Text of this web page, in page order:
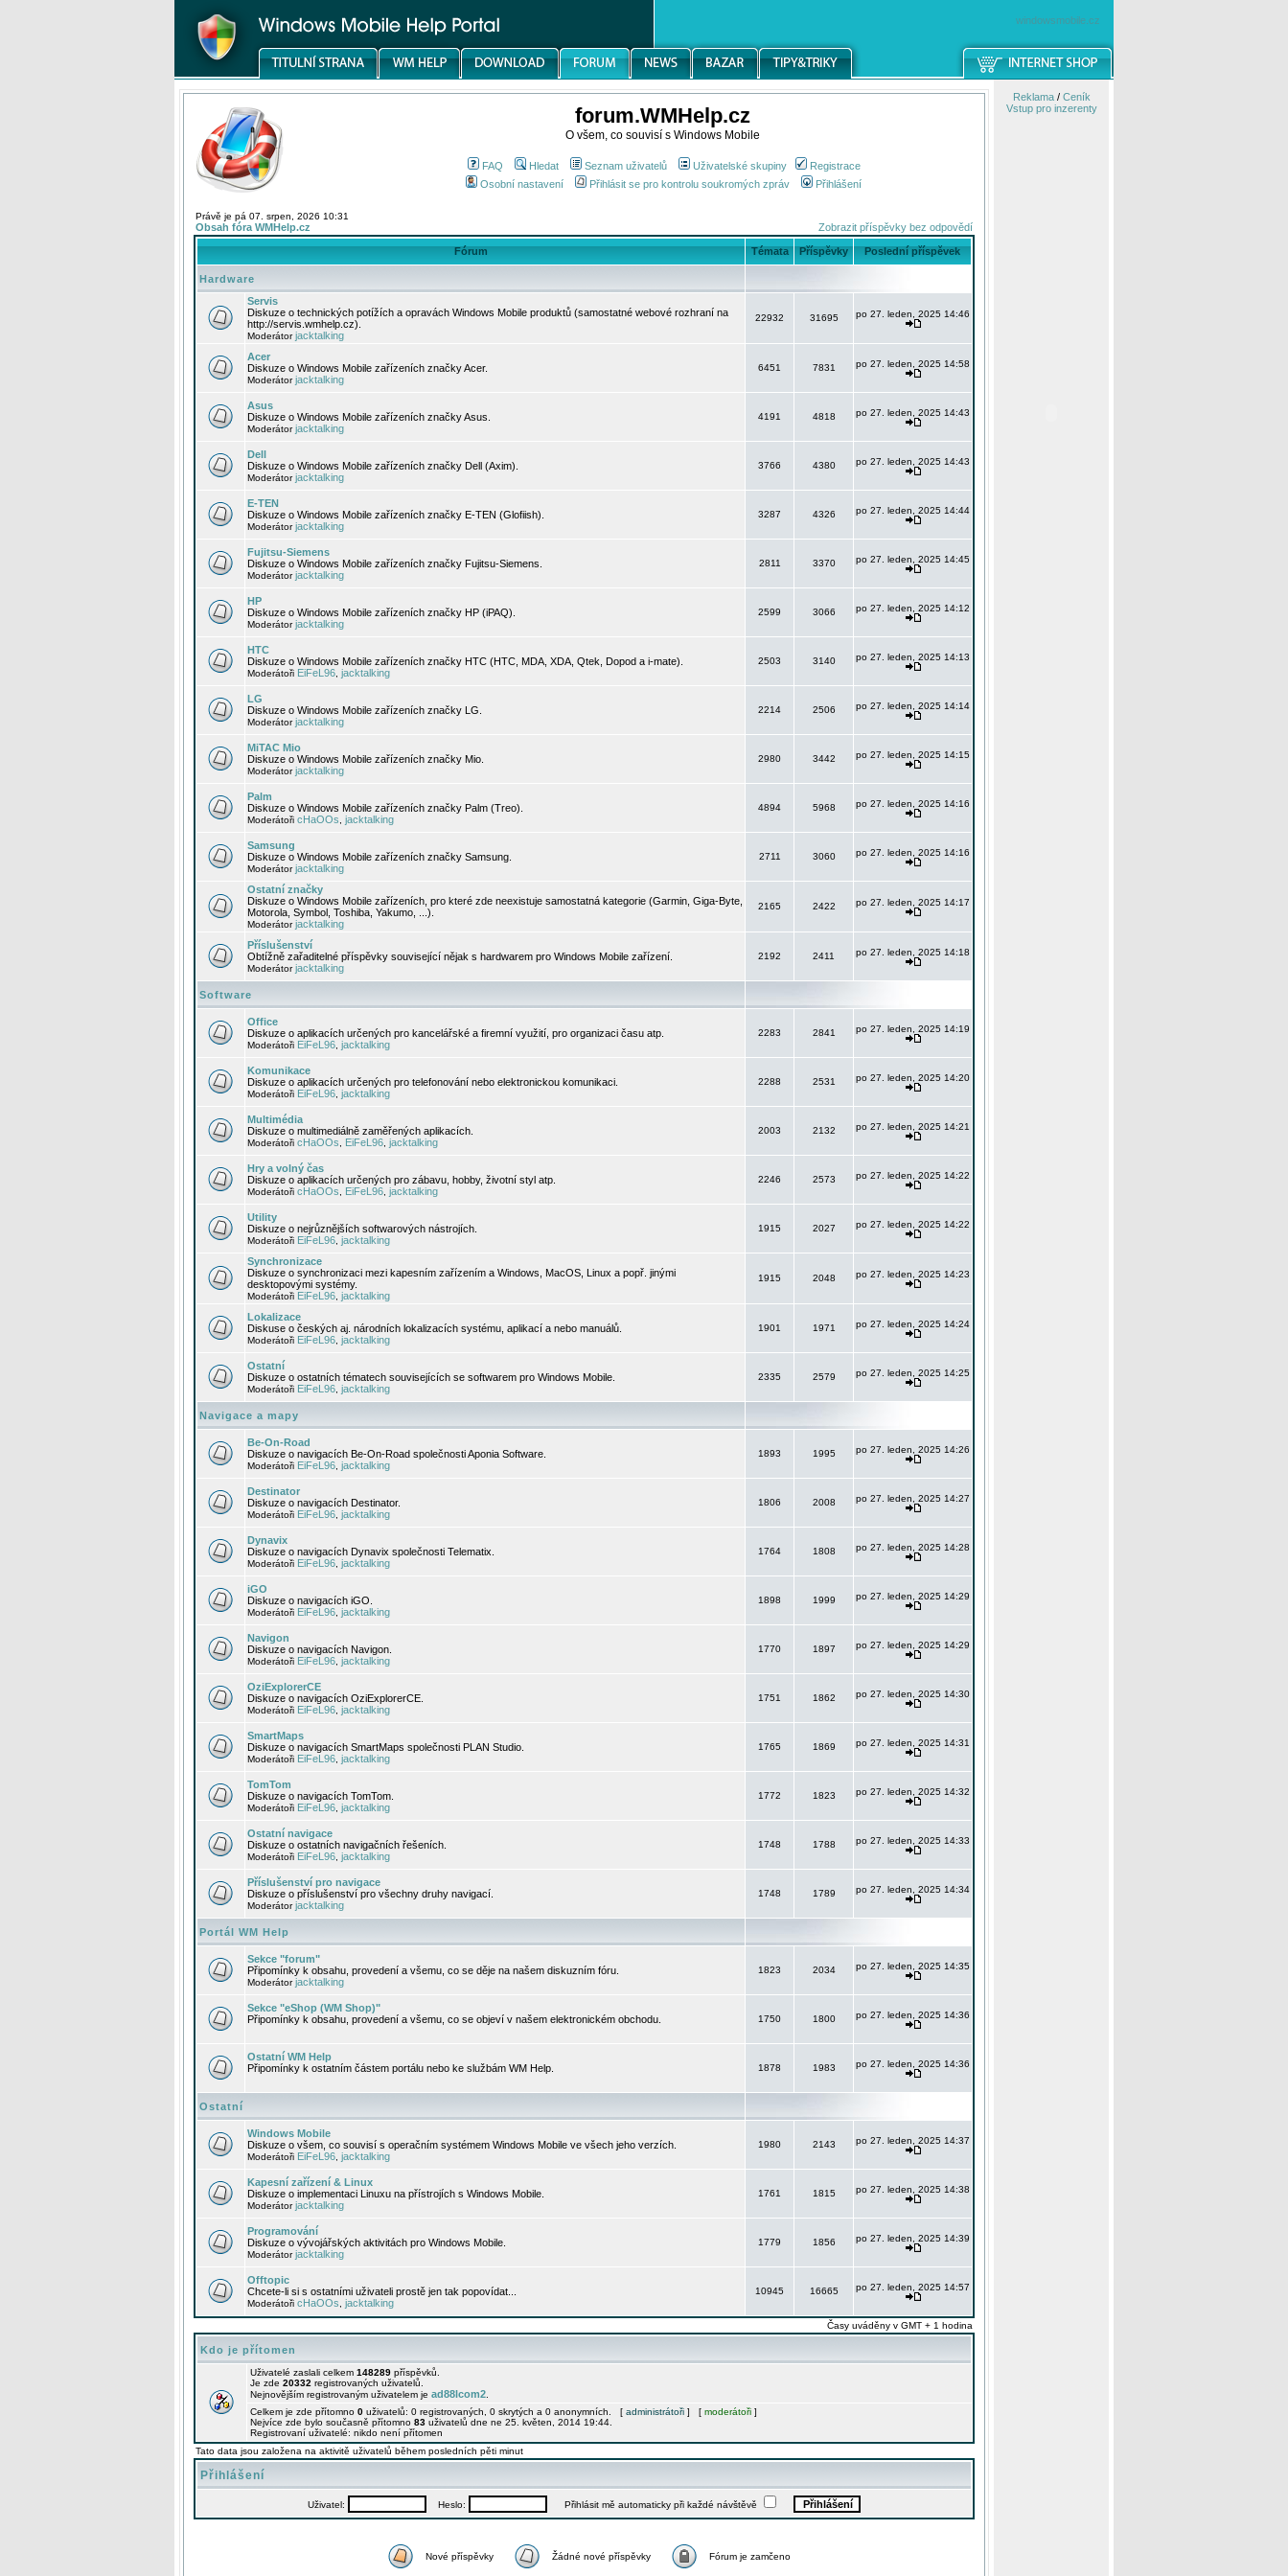
windowsmobile.cz
forum.WMHelp.cz
O všem, co souvisí s Windows Mobile
FAQ Hledat Seznam uživatelů Uživatelské skupiny
Registrace
Osobní nastavení
Přihlásit se pro kontrolu soukromých zpráv Přihlášení
Právě je pá 07. srpen, 2026 10:31
Obsah fóra WMHelp.cz Zobrazit příspěvky bez odpovědí
Fórum Témata Příspěvky Poslední příspěvek
Hardware
Servis
Diskuze o technických potížích a opravách Windows Mobile produktů (samostatné webové rozhraní na
http://servis.wmhelp.cz).
Moderátorjacktalking
22932 31695 po 27. leden, 2025 14:46
Acer
Diskuze o Windows Mobile zařízeních značky Acer.
Moderátorjacktalking
6451 7831 po 27. leden, 2025 14:58
Asus
Diskuze o Windows Mobile zařízeních značky Asus.
Moderátorjacktalking
4191 4818 po 27. leden, 2025 14:43
Dell
Diskuze o Windows Mobile zařízeních značky Dell (Axim).
Moderátorjacktalking
3766 4380 po 27. leden, 2025 14:43
E-TEN
Diskuze o Windows Mobile zařízeních značky E-TEN (Glofiish).
Moderátorjacktalking
3287 4326 po 27. leden, 2025 14:44
Fujitsu-Siemens
Diskuze o Windows Mobile zařízeních značky Fujitsu-Siemens.
Moderátorjacktalking
2811 3370 po 27. leden, 2025 14:45
HP
Diskuze o Windows Mobile zařízeních značky HP (iPAQ).
Moderátorjacktalking
2599 3066 po 27. leden, 2025 14:12
HTC
Diskuze o Windows Mobile zařízeních značky HTC (HTC, MDA, XDA, Qtek, Dopod a i-mate).
Moderátoři EiFeL96 jacktalking
2503 3140 po 27. leden, 2025 14:13
LG
Diskuze o Windows Mobile zařízeních značky LG.
Moderátorjacktalking
2214 2506 po 27. leden, 2025 14:14
MiTAC Mio
Diskuze o Windows Mobile zařízeních značky Mio.
Moderátorjacktalking
2980 3442 po 27. leden, 2025 14:15
Palm
Diskuze o Windows Mobile zařízeních značky Palm (Treo).
Moderátoři cHaOOs jacktalking
4894 5968 po 27. leden, 2025 14:16
Samsung
Diskuze o Windows Mobile zařízeních značky Samsung.
Moderátorjacktalking
2711 3060 po 27. leden, 2025 14:16
Ostatní značky
Diskuze o Windows Mobile zařízeních, pro které zde neexistuje samostatná kategorie (Garmin, Giga-Byte,
Motorola, Symbol, Toshiba, Yakumo, ...).
Moderátorjacktalking
2165 2422 po 27. leden, 2025 14:17
Příslušenství
Obtížně zařaditelné příspěvky související nějak s hardwarem pro Windows Mobile zařízení.
Moderátorjacktalking
2192 2411 po 27. leden, 2025 14:18
Software
Office
Diskuze o aplikacích určených pro kancelářské a firemní využití, pro organizaci času atp.
Moderátoři EiFeL96 jacktalking
2283 2841 po 27. leden, 2025 14:19
Komunikace
Diskuze o aplikacích určených pro telefonování nebo elektronickou komunikaci.
Moderátoři EiFeL96 jacktalking
2288 2531 po 27. leden, 2025 14:20
Multimédia
Diskuze o multimediálně zaměřených aplikacích.
Moderátoři cHaOOs EiFeL96 jacktalking
2003 2132 po 27. leden, 2025 14:21
Hry a volný čas
Diskuze o aplikacích určených pro zábavu, hobby, životní styl atp.
Moderátoři cHaOOs EiFeL96 jacktalking
2246 2573 po 27. leden, 2025 14:22
Utility
Diskuze o nejrůznějších softwarových nástrojích.
Moderátoři EiFeL96 jacktalking
1915 2027 po 27. leden, 2025 14:22
Synchronizace
Diskuze o synchronizaci mezi kapesním zařízením a Windows, MacOS, Linux a popř. jinými
desktopovými systémy.
Moderátoři EiFeL96 jacktalking
1915 2048 po 27. leden, 2025 14:23
Lokalizace
Diskuse o českých aj. národních lokalizacích systému, aplikací a nebo manuálů.
Moderátoři EiFeL96 jacktalking
1901 1971 po 27. leden, 2025 14:24
Ostatní
Diskuze o ostatních tématech souvisejících se softwarem pro Windows Mobile.
Moderátoři EiFeL96 jacktalking
2335 2579 po 27. leden, 2025 14:25
Navigace a mapy
Be-On-Road
Diskuze o navigacích Be-On-Road společnosti Aponia Software.
Moderátoři EiFeL96 jacktalking
1893 1995 po 27. leden, 2025 14:26
Destinator
Diskuze o navigacích Destinator.
Moderátoři EiFeL96 jacktalking
1806 2008 po 27. leden, 2025 14:27
Dynavix
Diskuze o navigacích Dynavix společnosti Telematix.
Moderátoři EiFeL96 jacktalking
1764 1808 po 27. leden, 2025 14:28
iGO
Diskuze o navigacích iGO.
Moderátoři EiFeL96 jacktalking
1898 1999 po 27. leden, 2025 14:29
Navigon
Diskuze o navigacích Navigon.
Moderátoři EiFeL96 jacktalking
1770 1897 po 27. leden, 2025 14:29
OziExplorerCE
Diskuze o navigacích OziExplorerCE.
Moderátoři EiFeL96 jacktalking
1751 1862 po 27. leden, 2025 14:30
SmartMaps
Diskuze o navigacích SmartMaps společnosti PLAN Studio.
Moderátoři EiFeL96 jacktalking
1765 1869 po 27. leden, 2025 14:31
TomTom
Diskuze o navigacích TomTom.
Moderátoři EiFeL96 jacktalking
1772 1823 po 27. leden, 2025 14:32
Ostatní navigace
Diskuze o ostatních navigačních řešeních.
Moderátoři EiFeL96 jacktalking
1748 1788 po 27. leden, 2025 14:33
Příslušenství pro navigace
Diskuze o příslušenství pro všechny druhy navigací.
Moderátorjacktalking
1748 1789 po 27. leden, 2025 14:34
Portál WM Help
Sekce "forum"
Připomínky k obsahu, provedení a všemu, co se děje na našem diskuzním fóru.
Moderátorjacktalking
1823 2034 po 27. leden, 2025 14:35
Sekce "eShop (WM Shop)"
Připomínky k obsahu, provedení a všemu, co se objeví v našem elektronickém obchodu.
1750 1800 po 27. leden, 2025 14:36
Ostatní WM Help
Připomínky k ostatním částem portálu nebo ke službám WM Help.
1878 1983 po 27. leden, 2025 14:36
Ostatní
Windows Mobile
Diskuze o všem, co souvisí s operačním systémem Windows Mobile ve všech jeho verzích.
Moderátoři EiFeL96 jacktalking
1980 2143 po 27. leden, 2025 14:37
Kapesní zařízení & Linux
Diskuze o implementaci Linuxu na přístrojích s Windows Mobile.
Moderátorjacktalking
1761 1815 po 27. leden, 2025 14:38
Programování
Diskuze o vývojářských aktivitách pro Windows Mobile.
Moderátorjacktalking
1779 1856 po 27. leden, 2025 14:39
Offtopic
Chcete-li si s ostatními uživateli prostě jen tak popovídat...
Moderátoři cHaOOs jacktalking
10945 16665 po 27. leden, 2025 14:57
Časy uváděny v GMT + 1 hodina
Kdo je přítomen
Uživatelé zaslali celkem 148289 příspěvků.
Je zde 20332 registrovaných uživatelů.
Nejnovějším registrovaným uživatelem je ad88lcom2
Celkem je zde přítomno 0 uživatelů: 0 registrovaných, 0 skrytých a 0 anonymních. [ administrátoři ] [ moderátoři ]
Nejvíce zde bylo současně přítomno 83 uživatelů dne ne 25. květen, 2014 19:44.
Registrovaní uživatelé: nikdo není přítomen
Tato data jsou založena na aktivitě uživatelů během posledních pěti minut
Přihlášení
Uživatel: Heslo: Přihlásit mě automaticky při každé návštěvě
Nové příspěvky Žádné nové příspěvky Fórum je zamčeno
Reklama/ Ceník
Vstup pro inzerenty